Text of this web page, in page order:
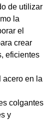
de utilizar
la
el
crear
eficientes
acero en la
colgantes
y